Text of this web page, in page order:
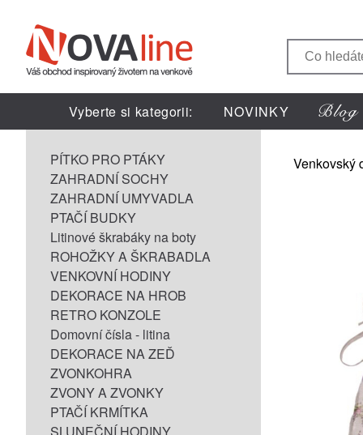
Vyberte si kategorii: NOVINKY
PÍTKO PRO PTÁKY
ZAHRADNÍ SOCHY
ZAHRADNÍ UMYVADLA
PTAČÍ BUDKY
Litinové škrabáky na boty
ROHOŽKY A ŠKRABADLA
VENKOVNÍ HODINY
DEKORACE NA HROB
RETRO KONZOLE
Domovní čísla - litina
DEKORACE NA ZEĎ
ZVONKOHRA
ZVONY A ZVONKY
PTAČÍ KRMÍTKA
Venkovský